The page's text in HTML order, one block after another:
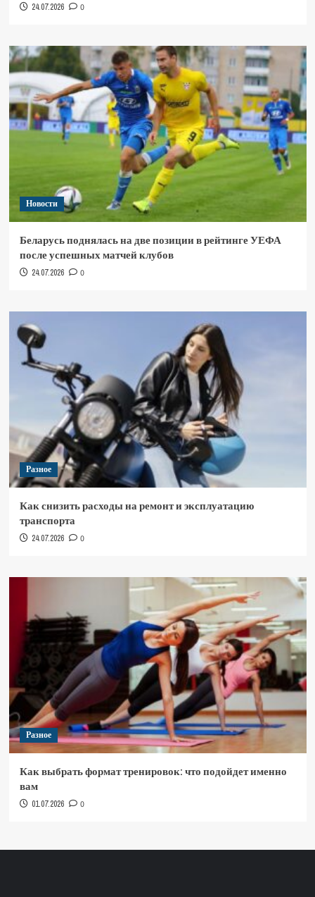
24.07.2026 0
Новости
Беларусь поднялась на две позиции в рейтинге УЕФА
после успешных матчей клубов
24.07.2026 0
Разное
Как снизить расходы на ремонт и эксплуатацию
транспорта
24.07.2026 0
Разное
Как выбрать формат тренировок: что подойдет именно
вам
01.07.2026 0